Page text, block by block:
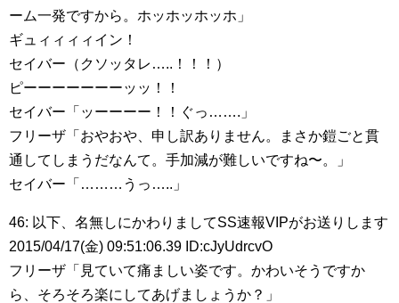
ーム一発ですから。ホッホッホッホ」
ギュィィィィイン！
セイバー（クソッタレ…..！！！）
ピーーーーーーーッッ！！
セイバー「ッーーーー！！ぐっ…….」
フリーザ「おやおや、申し訳ありません。まさか鎧ごと貫
通してしまうだなんて。手加減が難しいですね〜。」
セイバー「………うっ…..」
46: 以下、名無しにかわりましてSS速報VIPがお送りします
2015/04/17(金) 09:51:06.39 ID:cJyUdrcvO
フリーザ「見ていて痛ましい姿です。かわいそうですか
ら、そろそろ楽にしてあげましょうか？」